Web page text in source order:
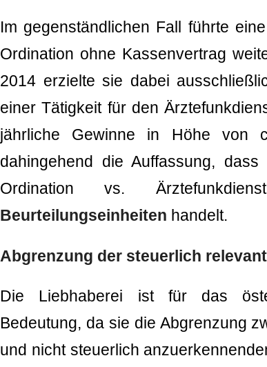
Im gegenständlichen Fall führte eine
Ordination ohne Kassenvertrag
2014 erzielte sie dabei
einer Tätigkeit für den
jährliche Gewinne in Höhe von
dahingehend die Auffassung,
Ordination vs.
Beurteilungseinheiten handelt.
Abgrenzung der steuerlich
Die Liebhaberei ist für das
Bedeutung, da sie die Abgrenzung
und nicht steuerlich